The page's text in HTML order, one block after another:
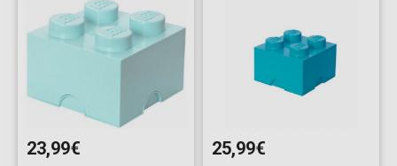
23,99€ 25,99€